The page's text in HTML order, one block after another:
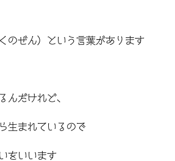
のぜん）という言葉があります
んだけれど、
生まれているので
をいいます